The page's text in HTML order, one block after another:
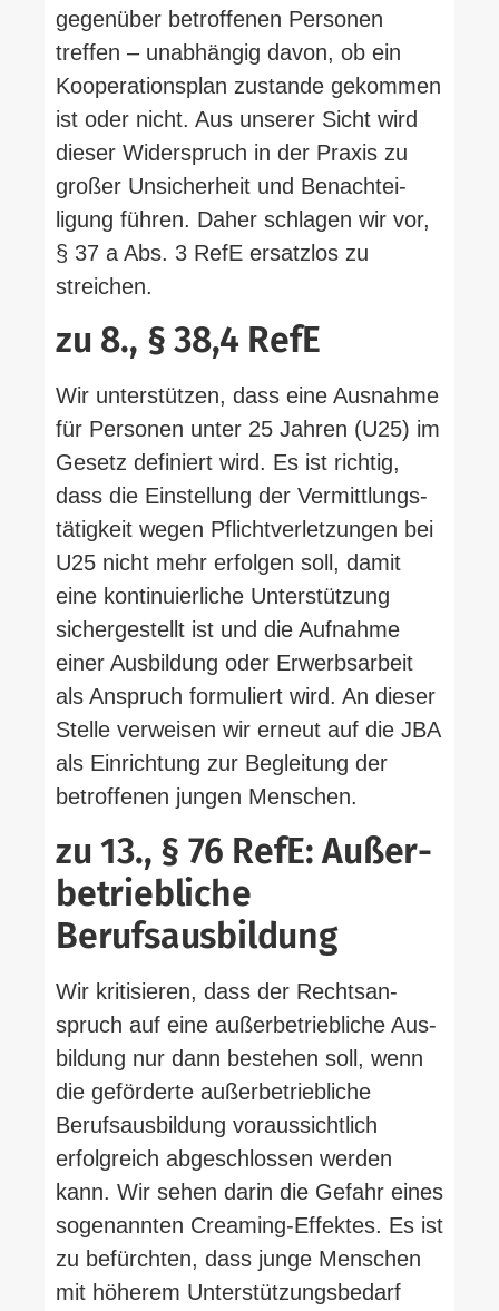
gegenüber betrof­fenen Per­sonen
treffen – unab­hängig davon, ob ein
Koope­ra­ti­onsplan zustande gekommen
ist oder nicht. Aus unserer Sicht wird
dieser Wider­spruch in der Praxis zu
großer Unsi­cherheit und Benach­tei­
ligung führen. Daher schlagen wir vor,
§ 37 a Abs. 3 RefE ersatzlos zu
streichen.
zu 8., § 38,4 RefE
Wir unter­stützen, dass eine Aus­nahme
für Per­sonen unter 25 Jahren (U25) im
Gesetz defi­niert wird. Es ist richtig,
dass die Ein­stellung der Ver­mitt­lungs­
tä­tigkeit wegen Pflicht­ver­let­zungen bei
U25 nicht mehr erfolgen soll, damit
eine kon­ti­nu­ier­liche Unter­stützung
sicher­ge­stellt ist und die Auf­nahme
einer Aus­bildung oder Erwerbs­arbeit
als Anspruch for­mu­liert wird. An dieser
Stelle ver­weisen wir erneut auf die JBA
als Ein­richtung zur Begleitung der
betrof­fenen jungen Menschen.
zu 13., § 76 RefE: Außer­
be­trieb­liche
Berufsausbildung
Wir kri­ti­sieren, dass der Rechts­an­
spruch auf eine außer­be­trieb­liche Aus­
bildung nur dann bestehen soll, wenn
die geför­derte außer­be­trieb­liche
Berufs­aus­bildung vor­aus­sichtlich
erfolg­reich abge­schlossen werden
kann. Wir sehen darin die Gefahr eines
soge­nannten Creaming-​Effektes. Es ist
zu befürchten, dass junge Men­schen
mit höherem Unter­stüt­zungs­bedarf